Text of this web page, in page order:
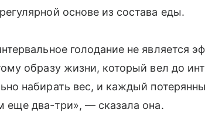
основе из состава еды.
голодание не является
образу жизни, который вел до
набирать вес, и каждый
еще два-три», — сказала она.